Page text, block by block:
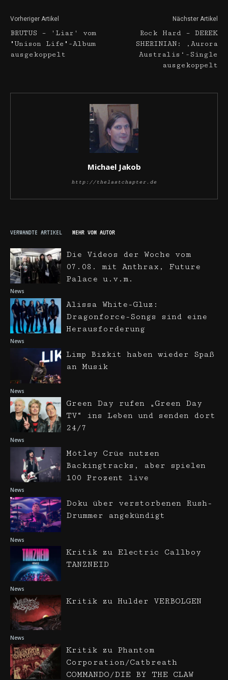
Vorheriger Artikel
BRUTUS – 'Liar' vom
"Unison Life"-Album
ausgekoppelt
Nächster Artikel
Rock Hard – DEREK
SHERINIAN: ‚Aurora
Australis‘-Single
ausgekoppelt
Michael Jakob
http://thelastchapter.de
VERWANDTE ARTIKEL MEHR VOM AUTOR
News
Die Videos der Woche vom
07.08. mit Anthrax, Future
Palace u.v.m.
News
Alissa White-Gluz:
Dragonforce-Songs sind eine
Herausforderung
News
Limp Bizkit haben wieder Spaß
an Musik
News
Green Day rufen „Green Day
TV“ ins Leben und senden dort
24/7
News
Mötley Crüe nutzen
Backingtracks, aber spielen
100 Prozent live
News
Doku über verstorbenen Rush-
Drummer angekündigt
News
Kritik zu Electric Callboy
TANZNEID
News
Kritik zu Hulder VERBOLGEN
Kritik zu Phantom
Corporation/Catbreath
COMMANDO/DIE BY THE CLAW